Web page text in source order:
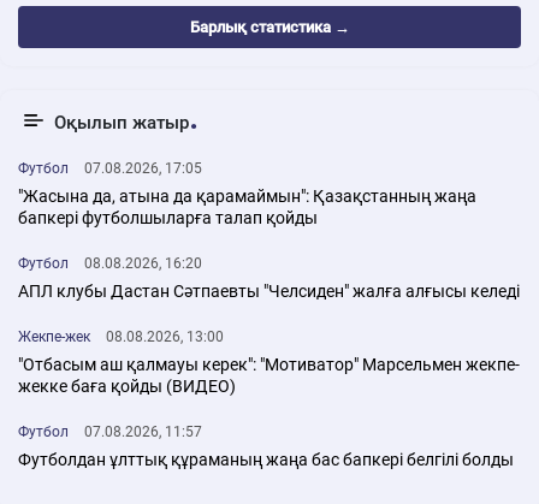
Барлық статистика →
Оқылып жатыр
Футбол 07.08.2026, 17:05
"Жасына да, атына да қарамаймын": Қазақстанның жаңа
бапкері футболшыларға талап қойды
Футбол 08.08.2026, 16:20
АПЛ клубы Дастан Сәтпаевты "Челсиден" жалға алғысы келеді
Жекпе-жек 08.08.2026, 13:00
"Отбасым аш қалмауы керек": "Мотиватор" Марсельмен жекпе-
жекке баға қойды (ВИДЕО)
Футбол 07.08.2026, 11:57
Футболдан ұлттық құраманың жаңа бас бапкері белгілі болды